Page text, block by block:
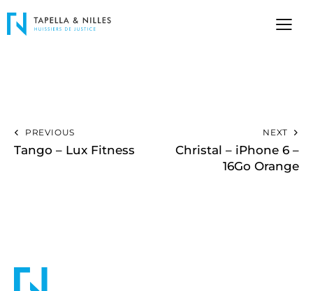
PREVIOUS
Tango – Lux Fitness
NEXT
Christal – iPhone 6 –
16Go Orange